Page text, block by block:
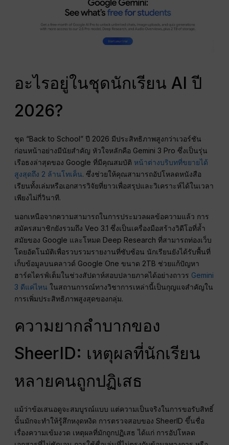
อะไรอยู่ในชุดนักเรียน AI ปี
2026?
ชุด “Back to School” ปี 2026 มีประสิทธิภาพสูงกว่าเวอร์ชัน
ก่อนหน้าอย่างมีนัยสำคัญ หัวใจหลักคือ Gemini 3 Pro ซึ่งเป็นรุ่น
เรือธงล่าสุดของ Google ที่มีคุณสมบัติ หน้าต่างบริบทที่ขยายได้
สูงสุดถึง 2 ล้านโทเค็น. ซึ่งช่วยให้คุณสามารถอัปโหลดหนังสือ
เรียนทั้งเล่มหรือเอกสารวิจัยที่ยาวเพื่อสรุปและวิเคราะห์ได้ในเวลา
เพียงไม่กี่วินาที.
นอกเหนือจากความสามารถในการประมวลผลข้อความแล้ว การ
สมัครสมาชิกยังรวมถึง Veo 3.1 ซึ่งเป็นเครื่องมือสร้างวิดีโอที่ล้ำ
สมัยของ Google และโหมด Deep Research ที่สามารถท่องเว็บ
โดยอัตโนมัติเพื่อรวบรวมรายงานที่ซับซ้อน นักเรียนยังได้รับพื้นที่
เก็บข้อมูลบนคลาวด์ Google One ขนาด 2TB ช่วยแก้ปัญหา
ฮาร์ดไดรฟ์เต็มในช่วงสัปดาห์สอบปลายภาคได้อย่างถาวร Gemini
3 ดีแค่ไหน ในสถานการณ์ทางวิชาการเหล่านี้เป็นกุญแจสำคัญใน
การเพิ่มประสิทธิภาพสูงสุดของกลุ่ม.
ความยากลำบากของ
SheerID: เหตุผลที่นักเรียน
หลายคนถูกปฏิเสธ
แม้ว่าข้อเสนอดูจะสมบูรณ์แบบ แต่ความเป็นจริงในการขอรับสิทธิ์
นั้นมักจะทำให้รู้สึกหงุดหงิด การตรวจสอบของ SheerID ขึ้นชื่อ
เรื่องความเข้มงวด เหตุผลที่มักถูกปฏิเสธ ได้แก่ การอัปโหลด